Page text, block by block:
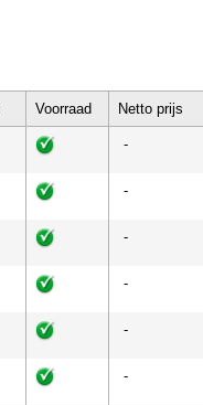
Voorraad Netto prijs
-
-
-
-
-
-